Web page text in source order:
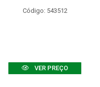
Código: 543512
VER PREÇO